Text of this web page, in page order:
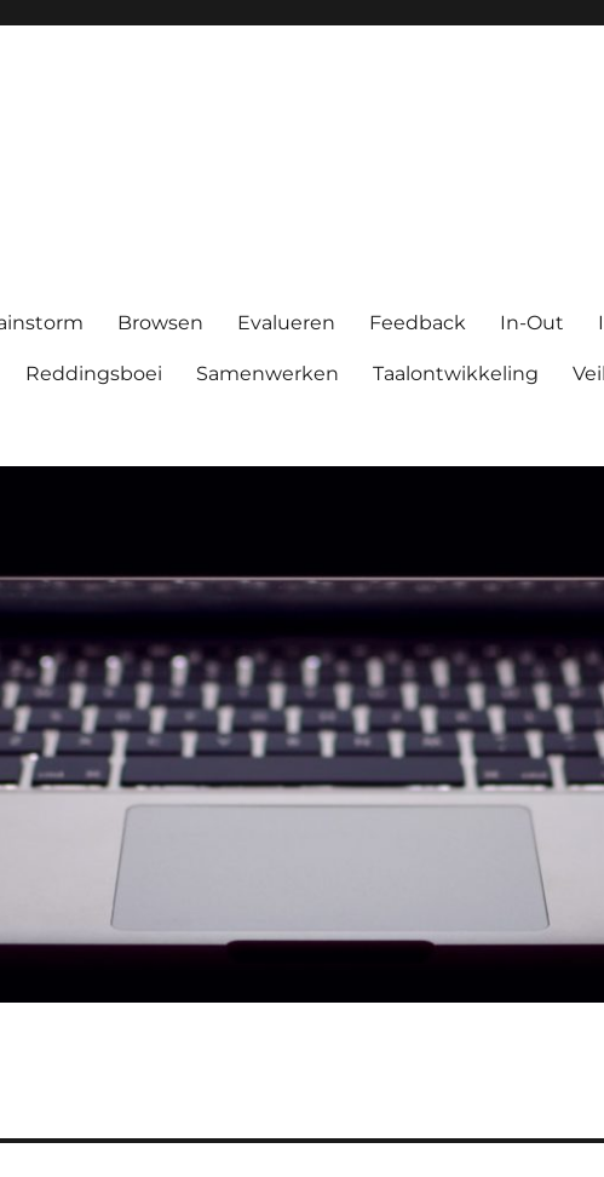
Browsen Evalueren Feedback In-Out
Reddingsboei Samenwerken Taalontwikkeling